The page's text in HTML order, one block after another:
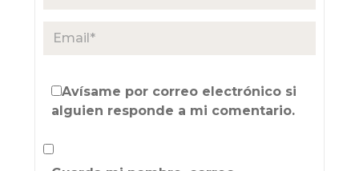
Avísame por correo electrónico si
alguien responde a mi comentario.